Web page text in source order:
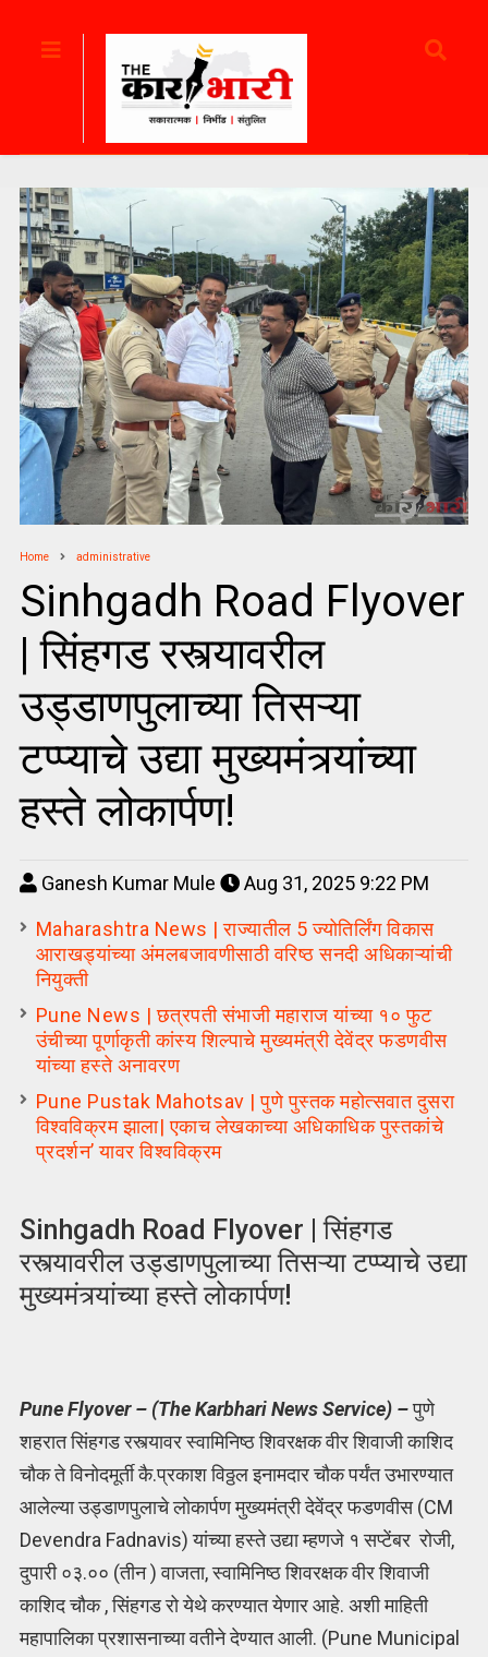
Home administrative
Sinhgadh Road Flyover
| सिंहगड रस्त्यावरील
उड्डाणपुलाच्या तिसऱ्या
टप्प्याचे उद्या मुख्यमंत्र्यांच्या
हस्ते लोकार्पण!
Ganesh Kumar Mule
Aug 31, 2025 9:22 PM
Maharashtra News | राज्यातील 5 ज्योतिर्लिंग विकास
आराखड्यांच्या अंमलबजावणीसाठी वरिष्ठ सनदी अधिकाऱ्यांची
नियुक्ती
Pune News | छत्रपती संभाजी महाराज यांच्या १० फुट
उंचीच्या पूर्णाकृती कांस्य शिल्पाचे मुख्यमंत्री देवेंद्र फडणवीस
यांच्या हस्ते अनावरण
Pune Pustak Mahotsav | पुणे पुस्तक महोत्सवात दुसरा
विश्वविक्रम झाला| एकाच लेखकाच्या अधिकाधिक पुस्तकांचे
प्रदर्शन’ यावर विश्वविक्रम
Sinhgadh Road Flyover | सिंहगड
रस्त्यावरील उड्डाणपुलाच्या तिसऱ्या टप्प्याचे उद्या
मुख्यमंत्र्यांच्या हस्ते लोकार्पण!
Pune Flyover – (The Karbhari News Service) –पुणे
शहरात सिंहगड रस्त्यावर स्वामिनिष्ठ शिवरक्षक वीर शिवाजी काशिद
चौक ते विनोदमूर्ती कै.प्रकाश विठ्ठल इनामदार चौक पर्यंत उभारण्यात
आलेल्या उड्डाणपुलाचे लोकार्पण मुख्यमंत्री देवेंद्र फडणवीस (CM
Devendra Fadnavis) यांच्या हस्ते उद्या म्हणजे १ सप्टेंबर रोजी,
दुपारी ०३.०० (तीन ) वाजता, स्वामिनिष्ठ शिवरक्षक वीर शिवाजी
काशिद चौक , सिंहगड रो येथे करण्यात येणार आहे. अशी माहिती
महापालिका प्रशासनाच्या वतीने देण्यात आली. (Pune Municipal